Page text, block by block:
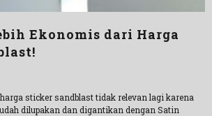
Ekonomis dari Harga
sticker sandblast tidak relevan lagi karena
dilupakan dan digantikan dengan Satin